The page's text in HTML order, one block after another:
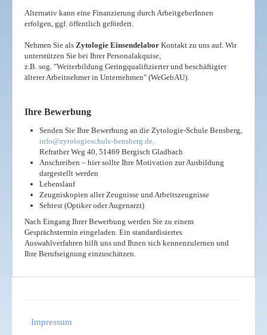
Alternativ kann eine Finanzierung durch ArbeitgeberInnen
erfolgen, ggf. öffentlich gefördert.
Nehmen Sie als Zytologie Einsendelabor Kontakt zu uns auf. Wir
unterstützen Sie bei Ihrer Personalakquise,
z.B. sog. "Weiterbildung Geringqualifizierter und beschäftigter
älterer Arbeitnehmer in Unternehmen" (WeGebAU).
Ihre Bewerbung
Senden Sie Ihre Bewerbung an die Zytologie-Schule Bensberg,
info@zytologieschule-bensberg.de,
Refrather Weg 40, 51469 Bergisch Gladbach
Anschreiben – hier sollte Ihre Motivation zur Ausbildung
dargestellt werden
Lebenslauf
Zeugniskopien aller Zeugnisse und Arbeitszeugnisse
Sehtest (Optiker oder Augenarzt)
Nach Eingang Ihrer Bewerbung werden Sie zu einem
Gesprächstermin eingeladen. Ein standardisiertes
Auswahlverfahren hilft uns und Ihnen sich kennenzulernen und
Ihre Berufseignung einzuschätzen.
Impressum